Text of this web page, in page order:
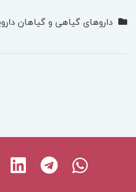
داروهای گیاهی و گیاهان
Whatsapp